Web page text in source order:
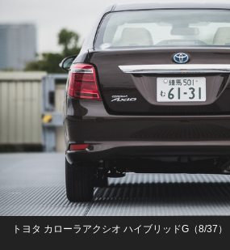
トヨタ カローラアクシオ ハイブリッドG（8/37）